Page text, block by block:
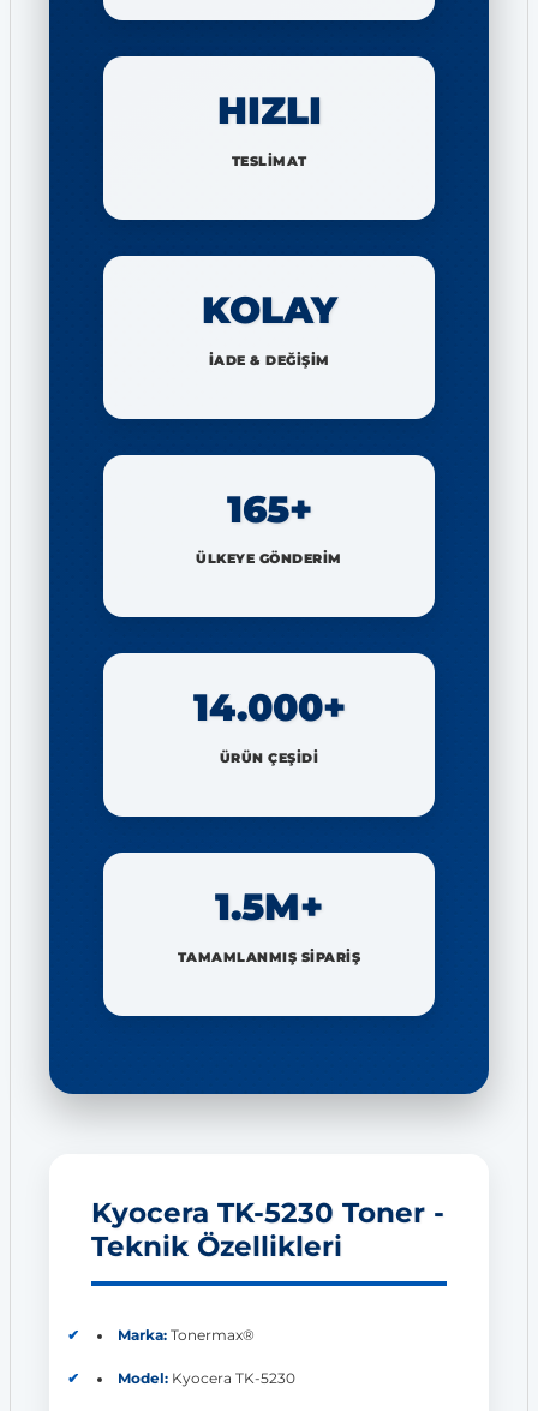
HIZLI
TESLİMAT
KOLAY
İADE & DEĞİŞİM
165+
ÜLKEYE GÖNDERİM
14.000+
ÜRÜN ÇEŞİDİ
1.5M+
TAMAMLANMIŞ SİPARİŞ
Kyocera TK-5230 Toner -
Teknik Özellikleri
Marka:Tonermax®
Model:Kyocera TK-5230